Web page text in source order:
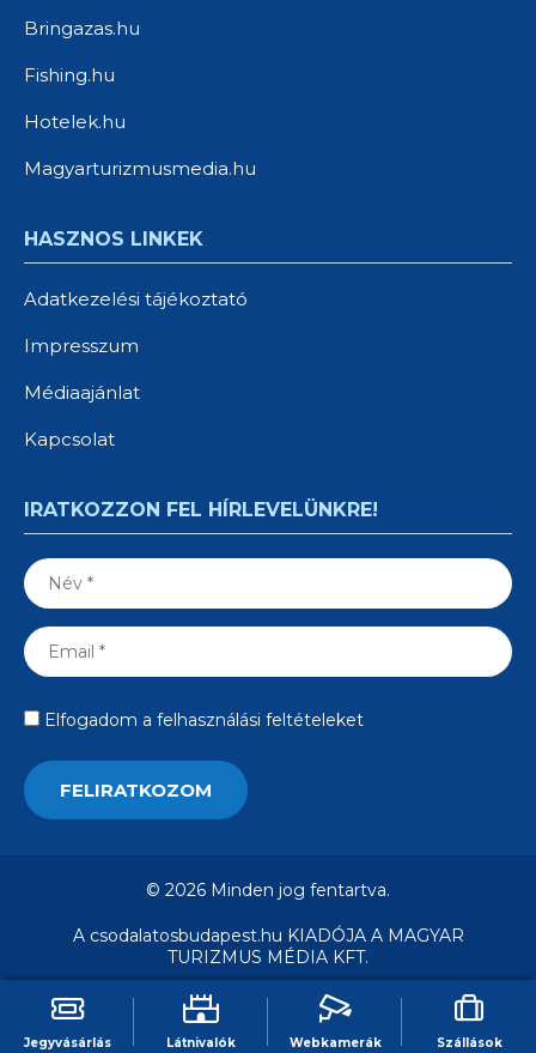
Bringazas.hu
Fishing.hu
Hotelek.hu
Magyarturizmusmedia.hu
HASZNOS LINKEK
Adatkezelési tájékoztató
Impresszum
Médiaajánlat
Kapcsolat
IRATKOZZON FEL HÍRLEVELÜNKRE!
Elfogadom a felhasználási feltételeket
© 2026 Minden jog fentartva.
A csodalatosbudapest.hu KIADÓJA A MAGYAR
TURIZMUS MÉDIA KFT.
Jegyvásárlás Látnivalók Webkamerák Szállások